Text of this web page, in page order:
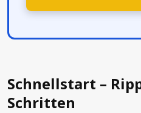
Schnellstart –
Schritten